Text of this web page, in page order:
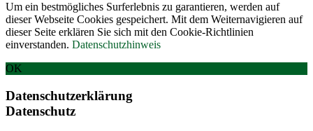
Um ein bestmögliches Surferlebnis zu garantieren, werden auf
dieser Webseite Cookies gespeichert. Mit dem Weiternavigieren auf
dieser Seite erklären Sie sich mit den Cookie-Richtlinien
einverstanden. Datenschutzhinweis
OK
Datenschutzerklärung
Datenschutz